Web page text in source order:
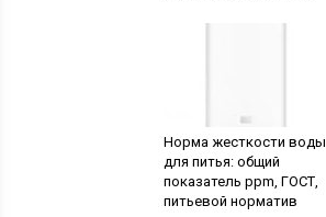
Норма жесткости воды
для питья: общий
показатель ppm, ГОСТ,
питьевой норматив